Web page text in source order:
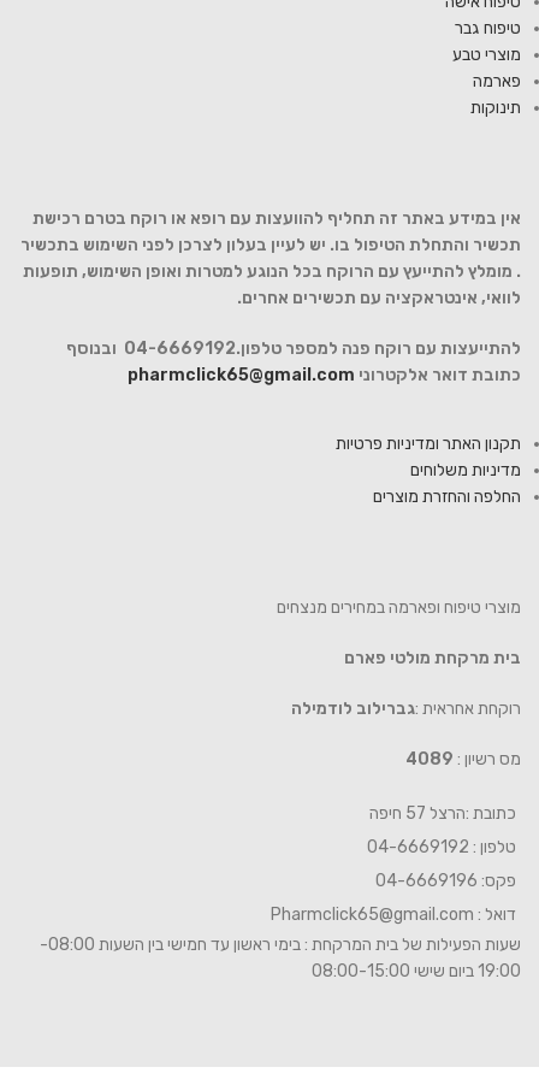
טיפוח גבר
מוצרי טבע
פארמה
תינוקות
אין במידע באתר זה תחליף להוועצות עם רופא או רוקח בטרם רכישת
תכשיר והתחלת הטיפול בו. יש לעיין בעלון לצרכן לפני השימוש בתכשיר
. מומלץ להתייעץ עם הרוקח בכל הנוגע למטרות ואופן השימוש, תופעות
לוואי, אינטראקציה עם תכשירים אחרים.
להתייעצות עם רוקח פנה למספר טלפון.04-6669192 ובנוסף
כתובת דואר אלקטרוני pharmclick65@gmail.com
תקנון האתר ומדיניות פרטיות
מדיניות משלוחים
החלפה והחזרת מוצרים
מוצרי טיפוח ופארמה במחירים מנצחים
בית מרקחת מולטי פארם
רוקחת אחראית :גברילוב לודמילה
מס רשיון : 4089
כתובת :הרצל 57 חיפה
טלפון : 04-6669192
פקס: 04-6669196
דואל : Pharmclick65@gmail.com
שעות הפעילות של בית המרקחת : בימי ראשון עד חמישי בין השעות 08:00-
19:00 ביום שישי 08:00-15:00